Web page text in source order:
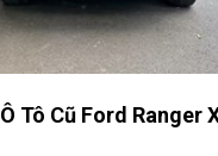
Tô Cũ Ford Ranger